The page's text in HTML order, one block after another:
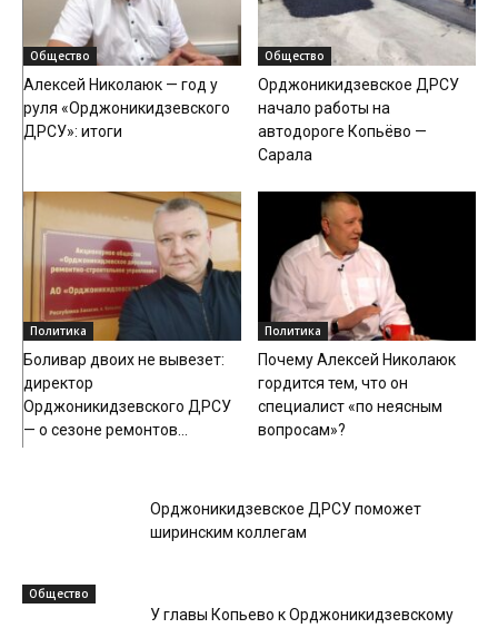
Общество
Алексей Николаюк — год у
руля «Орджоникидзевского
ДРСУ»: итоги
Общество
Орджоникидзевское ДРСУ
начало работы на
автодороге Копьёво —
Сарала
Политика
Боливар двоих не вывезет:
директор
Орджоникидзевского ДРСУ
— о сезоне ремонтов...
Политика
Почему Алексей Николаюк
гордится тем, что он
специалист «по неясным
вопросам»?
Орджоникидзевское ДРСУ поможет
ширинским коллегам
Общество
У главы Копьево к Орджоникидзевскому